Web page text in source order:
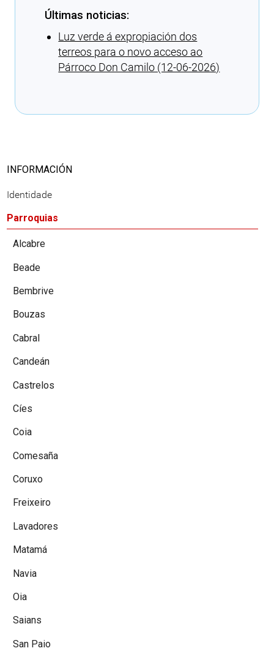
Últimas noticias:
Luz verde á expropiación dos
terreos para o novo acceso ao
Párroco Don Camilo (12-06-2026)
INFORMACIÓN
Identidade
Parroquias
Alcabre
Beade
Bembrive
Bouzas
Cabral
Candeán
Castrelos
Cíes
Coia
Comesaña
Coruxo
Freixeiro
Lavadores
Matamá
Navia
Oia
Saians
San Paio